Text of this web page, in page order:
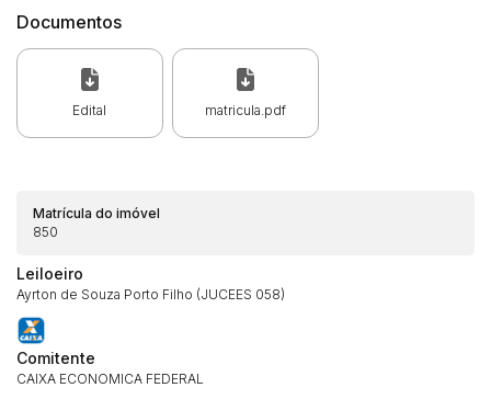
Documentos
Edital matricula.pdf
Matrícula do imóvel
850
Leiloeiro
Ayrton de Souza Porto Filho (JUCEES 058)
Comitente
CAIXA ECONOMICA FEDERAL